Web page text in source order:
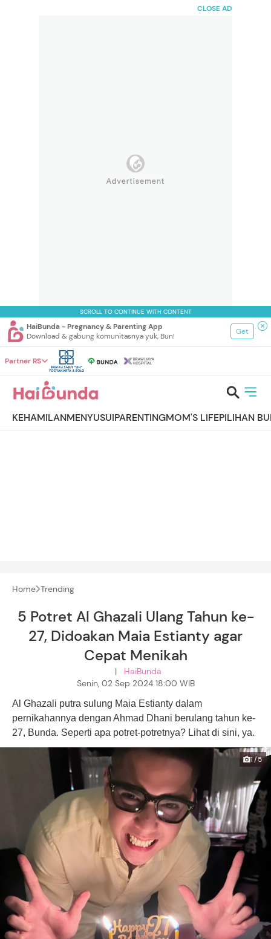
CLOSE AD
SCROLL TO CONTINUE WITH CONTENT
HaiBunda - Pregnancy & Parenting App
Download & gabung komunitasnya yuk, Bun!
Get
Partner RS
KEHAMILANMENYUSUIPARENTINGMOM'S LIFEPILIHAN
Home Trending
5 Potret Al Ghazali Ulang Tahun ke-
27, Didoakan Maia Estianty agar
Cepat Menikah
| HaiBunda
Senin, 02 Sep 2024 18:00 WIB
Al Ghazali putra sulung Maia Estianty dalam
pernikahannya dengan Ahmad Dhani berulang tahun ke-
27, Bunda. Seperti apa potret-potretnya? Lihat di sini, ya.
1/5